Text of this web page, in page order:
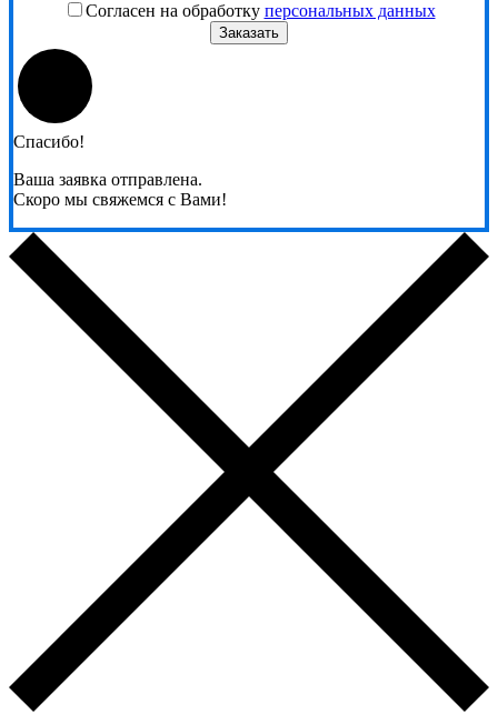
Согласен на обработку персональных данных
Заказать
Спасибо!
Ваша заявка отправлена.
Скоро мы свяжемся с Вами!